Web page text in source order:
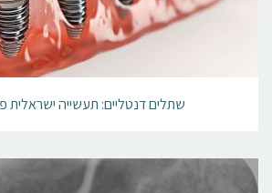
שתלים דנטליים: תעשייה ישראלית